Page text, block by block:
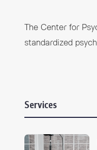
The Center for
standardized
Services